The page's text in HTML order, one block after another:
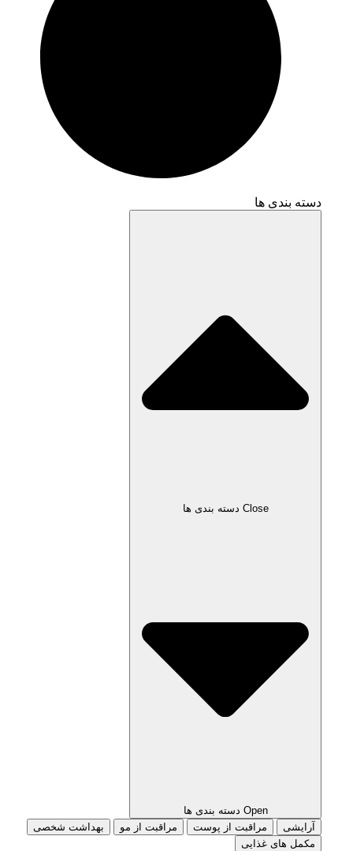
دسته بندی ها
Close دسته بندی ها
Open دسته بندی ها
آرایشی
مراقبت از پوست مراقبت از مو
بهداشت شخصی
مکمل های غذایی